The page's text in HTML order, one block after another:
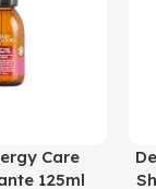
Care
125ml